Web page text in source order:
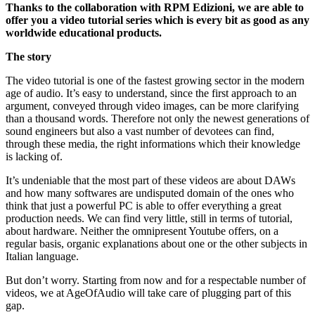
Thanks to the collaboration with RPM Edizioni, we are able to
offer you a video tutorial series which is every bit as good as any
worldwide educational products.
The story
The video tutorial is one of the fastest growing sector in the modern
age of audio. It’s easy to understand, since the first approach to an
argument, conveyed through video images, can be more clarifying
than a thousand words. Therefore not only the newest generations of
sound engineers but also a vast number of devotees can find,
through these media, the right informations which their knowledge
is lacking of.
It’s undeniable that the most part of these videos are about DAWs
and how many softwares are undisputed domain of the ones who
think that just a powerful PC is able to offer everything a great
production needs. We can find very little, still in terms of tutorial,
about hardware. Neither the omnipresent Youtube offers, on a
regular basis, organic explanations about one or the other subjects in
Italian language.
But don’t worry. Starting from now and for a respectable number of
videos, we at AgeOfAudio will take care of plugging part of this
gap.